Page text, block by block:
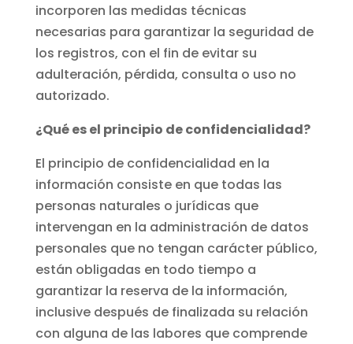
incorporen las medidas técnicas
necesarias para garantizar la seguridad de
los registros, con el fin de evitar su
adulteración, pérdida, consulta o uso no
autorizado.
¿Qué es el principio de confidencialidad?
El principio de confidencialidad en la
información consiste en que todas las
personas naturales o jurídicas que
intervengan en la administración de datos
personales que no tengan carácter público,
están obligadas en todo tiempo a
garantizar la reserva de la información,
inclusive después de finalizada su relación
con alguna de las labores que comprende